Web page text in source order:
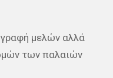
μελών αλλά
των παλαιών